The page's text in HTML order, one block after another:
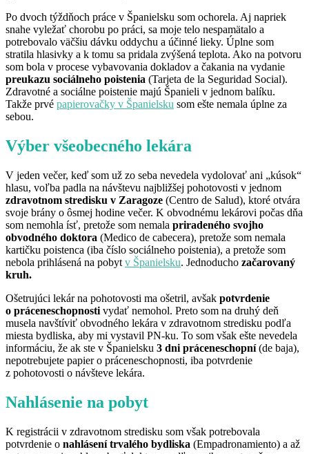
Po dvoch týždňoch práce v Španielsku som ochorela. Aj napriek
snahe vyležať chorobu po práci, sa moje telo nespamätalo a
potrebovalo väčšiu dávku oddychu a účinné lieky. Úplne som
stratila hlasivky a k tomu sa pridala zvýšená teplota. Ako na potvoru
som bola v procese vybavovania dokladov a čakania na vydanie
preukazu sociálneho poistenia (Tarjeta de la Seguridad Social).
Zdravotné a sociálne poistenie majú Španieli v jednom balíku.
Takže prvé papierovačky v Španielsku som ešte nemala úplne za
sebou.
Výber všeobecného lekára
V jeden večer, keď som už zo seba nevedela vydolovať ani „kúsok“
hlasu, voľba padla na návštevu najbližšej pohotovosti v jednom
zdravotnom stredisku v Zaragoze (Centro de Salud), ktoré otvára
svoje brány o ôsmej hodine večer. K obvodnému lekárovi počas dňa
som nemohla ísť, pretože som nemala priradeného svojho
obvodného doktora (Medico de cabecera), pretože som nemala
kartičku poistenca (iba číslo sociálneho poistenia), a pretože som
nebola prihlásená na pobyt v Španielsku. Jednoducho začarovaný
kruh.
Ošetrujúci lekár na pohotovosti ma ošetril, avšak potvrdenie
o práceneschopnosti vydať nemohol. Preto som na druhý deň
musela navštíviť obvodného lekára v zdravotnom stredisku podľa
miesta bydliska, aby mi vystavil PN-ku. To som však ešte nevedela
informáciu, že ak ste v Španielsku 3 dni práceneschopní(de baja),
nepotrebujete papier o práceneschopnosti, iba potvrdenie
z pohotovosti o návšteve lekára.
Nahlásenie na pobyt
K registrácii v zdravotnom stredisku som však potrebovala
potvrdenie o nahlásení trvalého bydliska (Empadronamiento) a až